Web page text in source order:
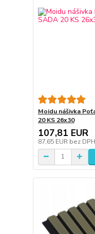
Moidu nášivka
20 KS 26x30
107,81 EUR
87,65 EUR bez DPH